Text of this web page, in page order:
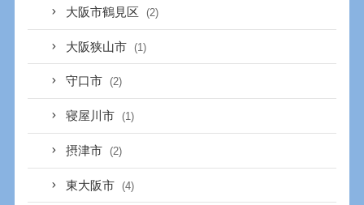
大阪市鶴見区 (2)
大阪狭山市 (1)
守口市 (2)
寝屋川市 (1)
摂津市 (2)
東大阪市 (4)